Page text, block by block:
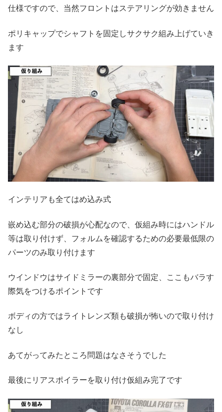
仕様ですので、当然フロントはステアリングが効きません
ポリキャップでシャフトを固定しサクサク組み上げていき
ます
インテリアも全てはめ込み式
嵌め込む部分の破損が心配なので、仮組み時にはハンドル
等は取り付けず、フォルムを確認するための必要最低限の
パーツのみ取り付けます
ウインドウはサイドミラーの裏部分で固定、ここもバラす
際気をつけるポイントです
ボディの方ではライトレンズ類も破損が怖いので取り付け
なし
あてがってみたところ問題はなさそうでした
最後にリアスポイラーを取り付け仮組み完了です